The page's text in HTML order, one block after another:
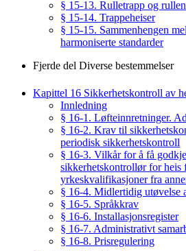
§ 15-13. Rulletrapp og
§ 15-14. Trappeheiser
§ 15-15. Sammenhengen
harmoniserte standarder
Fjerde del Diverse bestemmelser
Kapittel 16 Sikkerhetskontroll av
Innledning
§ 16-1. Løfteinnretninger.
§ 16-2. Krav til
periodisk sikkerhetskontroll
§ 16-3. Vilkår for å få
sikkerhetskontrollør for heis
yrkeskvalifikasjoner fra
§ 16-4. Midlertidig utøvelse
§ 16-5. Språkkrav
§ 16-6. Installasjonsregister
§ 16-7. Administrativt
§ 16-8. Prisregulering